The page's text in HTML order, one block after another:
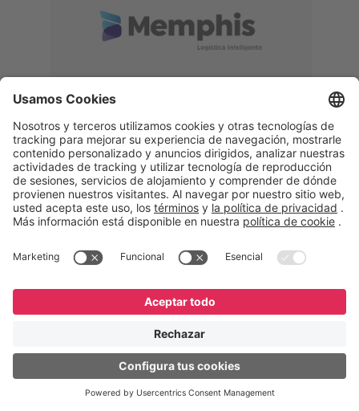
Memphis
Eduardo Ribeiro
CEO
“Con GeneXus desarrollamos una
acompañar todas las etapas de la
verificar, analizar, reacondicionar y
garantizando calidad y reduciendo
costos”.